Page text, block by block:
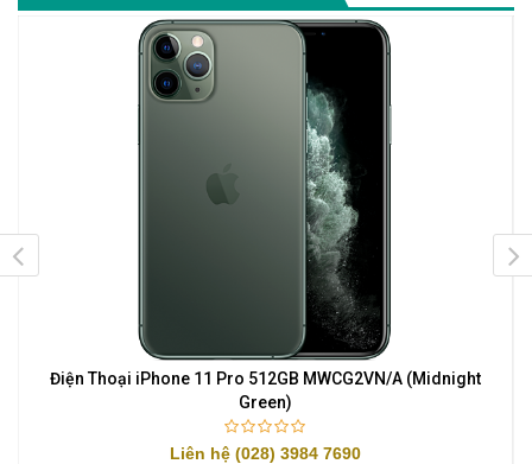
Điện Thoại iPhone 11 Pro 512GB MWCG2VN/A (Midnight
Green)
Liên hệ (028) 3984 7690